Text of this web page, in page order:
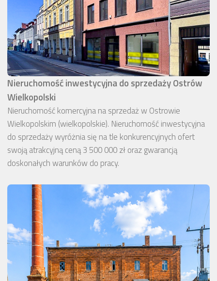
Nieruchomość inwestycyjna do sprzedaży Ostrów
Wielkopolski
Nieruchomość komercyjna na sprzedaż w Ostrowie
Wielkopolskim (wielkopolskie). Nieruchomość inwestycyjna
do sprzedaży wyróżnia się na tle konkurencyjnych ofert
swoją atrakcyjną ceną 3 500 000 zł oraz gwarancją
doskonałych warunków do pracy.